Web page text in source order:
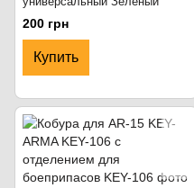
200 грн
Купить